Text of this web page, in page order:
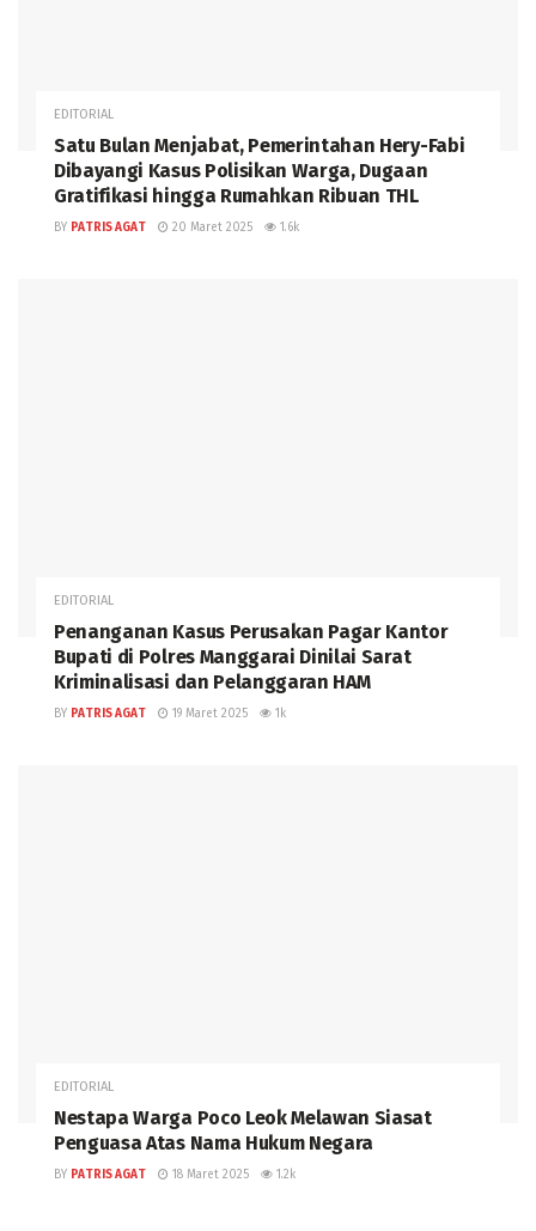
EDITORIAL
Satu Bulan Menjabat, Pemerintahan Hery-Fabi
Dibayangi Kasus Polisikan Warga, Dugaan
Gratifikasi hingga Rumahkan Ribuan THL
BY PATRIS AGAT 20 Maret 2025 1.6k
EDITORIAL
Penanganan Kasus Perusakan Pagar Kantor
Bupati di Polres Manggarai Dinilai Sarat
Kriminalisasi dan Pelanggaran HAM
BY PATRIS AGAT 19 Maret 2025 1k
EDITORIAL
Nestapa Warga Poco Leok Melawan Siasat
Penguasa Atas Nama Hukum Negara
BY PATRIS AGAT 18 Maret 2025 1.2k